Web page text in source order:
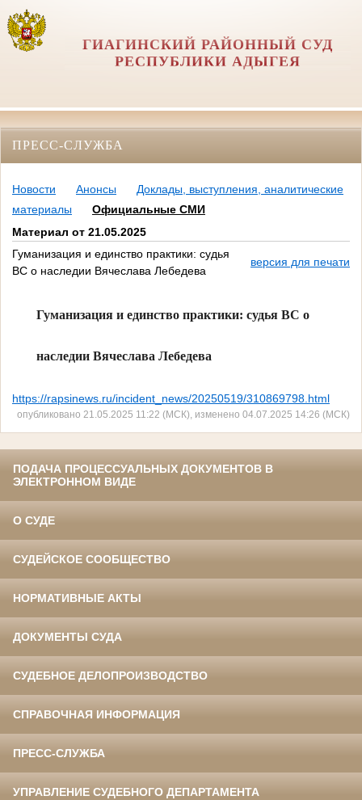
ГИАГИНСКИЙ РАЙОННЫЙ СУД
РЕСПУБЛИКИ АДЫГЕЯ
ПРЕСС-СЛУЖБА
Новости Анонсы
Доклады, выступления, аналитические
материалы
Официальные СМИ
Материал от 21.05.2025
Гуманизация и единство практики: cудья
ВС о наследии Вячеслава Лебедева
версия для печати
Гуманизация и единство практики: cудья ВС о
наследии Вячеслава Лебедева
https://rapsinews.ru/incident_news/20250519/310869798.html
опубликовано 21.05.2025 11:22 (МСК), изменено 04.07.2025 14:26 (МСК)
ПОДАЧА ПРОЦЕССУАЛЬНЫХ ДОКУМЕНТОВ В
ЭЛЕКТРОННОМ ВИДЕ
О СУДЕ
СУДЕЙСКОЕ СООБЩЕСТВО
НОРМАТИВНЫЕ АКТЫ
ДОКУМЕНТЫ СУДА
СУДЕБНОЕ ДЕЛОПРОИЗВОДСТВО
СПРАВОЧНАЯ ИНФОРМАЦИЯ
ПРЕСС-СЛУЖБА
УПРАВЛЕНИЕ СУДЕБНОГО ДЕПАРТАМЕНТА